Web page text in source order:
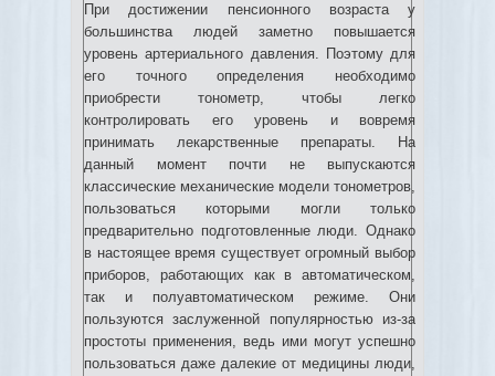
При достижении пенсионного возраста у
большинства людей заметно повышается
уровень артериального давления. Поэтому для
его точного определения необходимо
приобрести тонометр, чтобы легко
контролировать его уровень и вовремя
принимать лекарственные препараты. На
данный момент почти не выпускаются
классические механические модели тонометров,
пользоваться которыми могли только
предварительно подготовленные люди. Однако
в настоящее время существует огромный выбор
приборов, работающих как в автоматическом,
так и полуавтоматическом режиме. Они
пользуются заслуженной популярностью из-за
простоты применения, ведь ими могут успешно
пользоваться даже далекие от медицины люди,